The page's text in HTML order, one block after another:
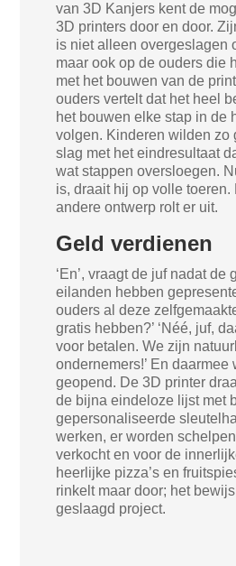
van 3D Kanjers kent de
3D printers door en door.
is niet alleen overgeslagen
maar ook op de ouders die
met het bouwen van de
ouders vertelt dat het heel
het bouwen elke stap in de
volgen. Kinderen wilden zo
slag met het eindresultaat
wat stappen oversloegen.
is, draait hij op volle toeren.
andere ontwerp rolt er uit.
Geld verdienen
‘En’, vraagt de juf nadat de
eilanden hebben
ouders al deze
gratis hebben?’ ‘Néé, juf,
voor betalen. We zijn
ondernemers!’ En daarmee
geopend. De 3D printer
de bijna eindeloze lijst met
gepersonaliseerde
werken, er worden
verkocht en voor de
heerlijke pizza’s en
rinkelt maar door; het
geslaagd project.